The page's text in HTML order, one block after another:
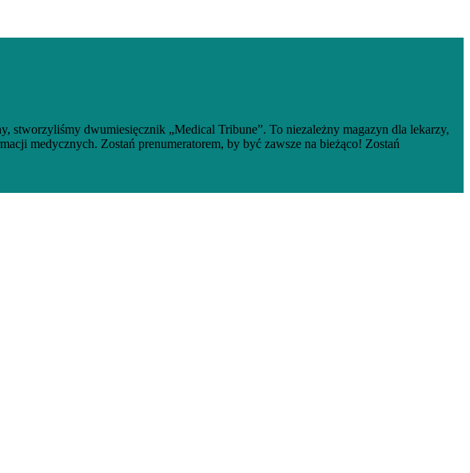
stworzyliśmy dwumiesięcznik „Medical Tribune”. To niezależny magazyn dla lekarzy,
medycznych. Zostań prenumeratorem, by być zawsze na bieżąco! Zostań